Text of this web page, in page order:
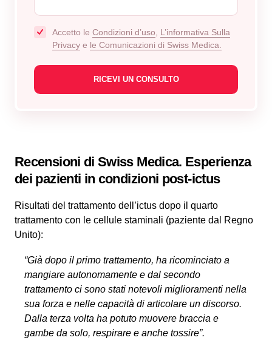
Accetto le Сondizioni d’uso
L’informativa Sulla
Privacy e le Comunicazioni di Swiss Medica.
Recensioni di Swiss Medica. Esperienza
dei pazienti in condizioni post-ictus
Risultati del trattamento dell’ictus dopo il quarto
trattamento con le cellule staminali (paziente dal Regno
Unito):
“Già dopo il primo trattamento, ha ricominciato a
mangiare autonomamente e dal secondo
trattamento ci sono stati notevoli miglioramenti nella
sua forza e nelle capacità di articolare un discorso.
Dalla terza volta ha potuto muovere braccia e
gambe da solo, respirare e anche tossire”.